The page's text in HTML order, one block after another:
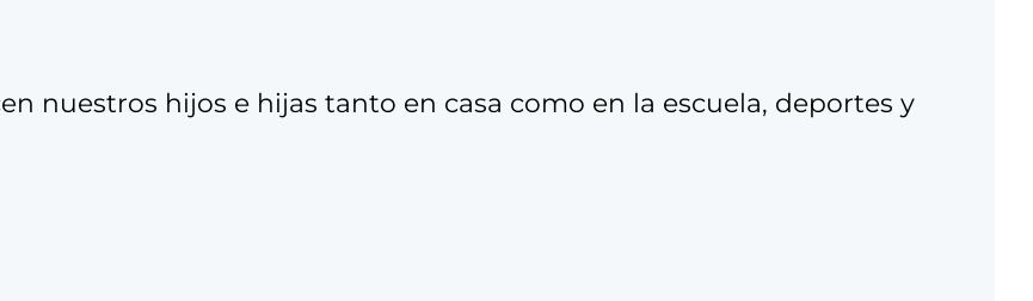
nuestros hijos e hijas tanto en casa como en la escuela, deportes y